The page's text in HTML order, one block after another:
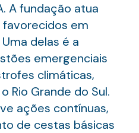
A fundação atua
em
delas é a
emergenciais
climáticas,
Rio Grande do Sul.
ações contínuas,
de cestas básicas